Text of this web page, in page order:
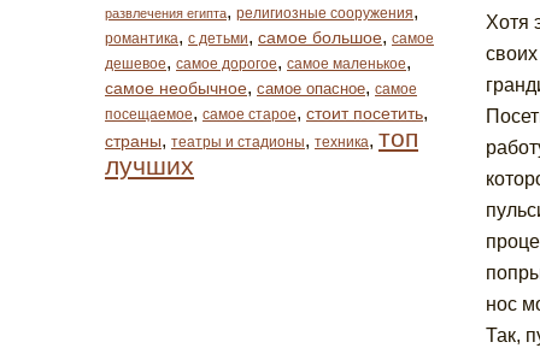
развлечения египта, религиозные сооружения,
романтика, с детьми, самое большое, самое
дешевое, самое дорогое, самое маленькое,
самое необычное, самое опасное, самое
посещаемое, самое старое, стоит посетить,
страны, театры и стадионы, техника, топ
лучших
Хотя
нос
Так,